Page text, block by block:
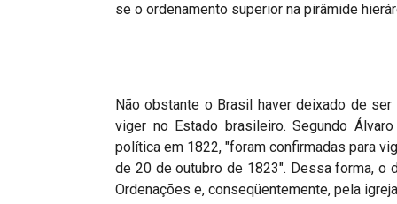
se o ordenamento superior na pirâmide
Não obstante o Brasil haver deixado de
viger no Estado brasileiro. Segundo
política em 1822, "foram confirmadas para
de 20 de outubro de 1823". Dessa forma,
Ordenações e, conseqüentemente, pela